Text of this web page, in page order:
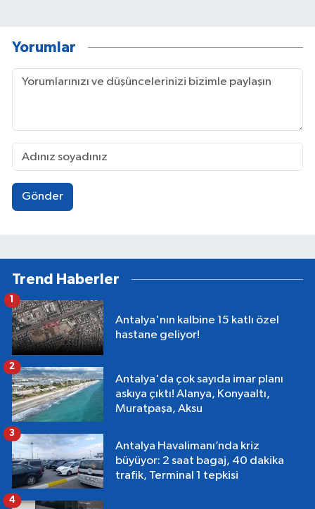
Yorumlar
Gönder
Trend Haberler
Antalya'nın kalbine 15 katlı özel
hastane geliyor!
1
Antalya'da çok sayıda imar planı
askıya çıktı! Alanya, Konyaaltı,
Muratpaşa, Aksu
2
Antalya Havalimanı’nda kriz
büyüyor: 2 saat bagaj, 40 dakika
trafik, Terminal 1 tepkisi
3
4